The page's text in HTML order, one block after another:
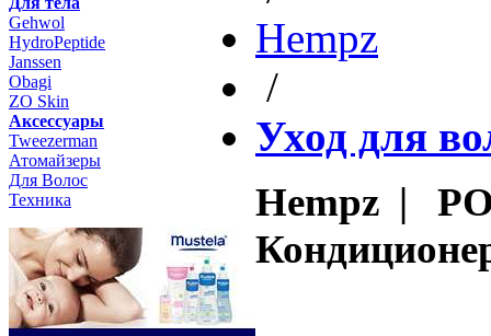
Gehwol
HydroPeptide
Janssen
Obagi
ZO Skin
Aксессуары
Tweezerman
Атомайзеры
Для Волос
Техника
Hempz
/
Уход для
Hempz |